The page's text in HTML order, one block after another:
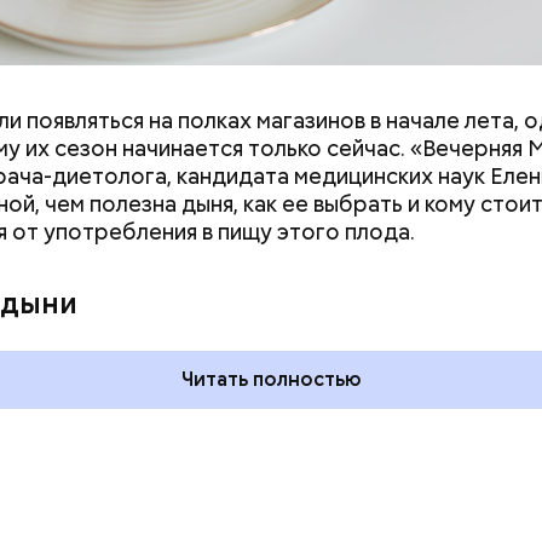
пьяного
праздники
и мире 5
и мире 4 августа
появляться на полках магазинов в начале лета,
их сезон начинается только сейчас. «Вечерняя
диетолога, кандидата медицинских наук
чем полезна дыня, как ее выбрать и кому стоит
от употребления в пищу этого плода.
Читать полностью